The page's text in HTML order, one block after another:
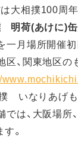
大相撲100周
明荷(あけに)缶
一月場所開催初
区、関東地区
いなりあげも
では、大阪場
。